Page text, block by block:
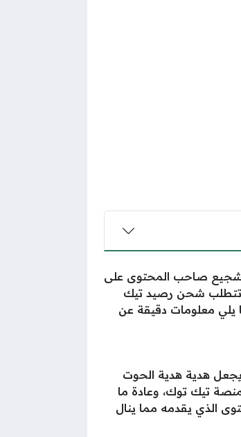
لتشجيع صاحب المحتوى على
تتطلب شحن رصيد تيك
يلي معلومات دقيقة عن
بعملة التطبيق، وهو ما يعادل 24.4 دولار أمريكي، ما يجعل هدية هدية الحوت
ما بين الـ 23 – الـ 99 دولار بحسب تقييمات منصة تيك توك، وعادة ما
الذي يقدمه مما ينال